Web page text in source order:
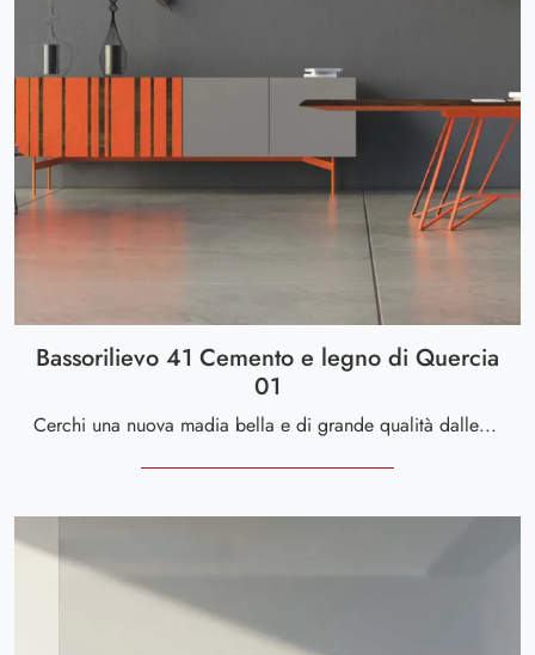
Bassorilievo 41 Cemento e legno di Quercia
01
Cerchi una nuova madia bella e di grande qualità dalle linee moderne? Ecco a te il modello Bassorilievo 41 Cemento e legno di Quercia 01 di Voltan, ...